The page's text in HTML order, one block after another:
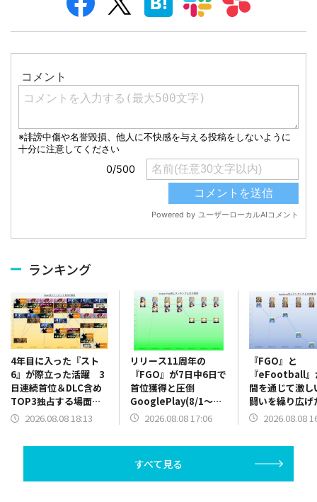
ランキング
4年目に入った『スト
6』が際立った活躍 3
日連続首位＆DLC含め
TOP3独占する場面
も Steam(8/1～8/7)
2026.08.08 18:13
リリース11周年の
『FGO』が7日中6日で
首位獲得と圧倒
GooglePlay(8/1～
8/7)売上ランキング振
2026.08.08 17:06
『FGO』と
『eFootball』
間を通じて激し
闘いを繰り広
App Store(8/
2026.08.08
すべて見る